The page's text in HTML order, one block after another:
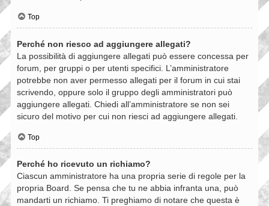
Top
Perché non riesco ad aggiungere allegati?
La possibilità di aggiungere allegati può essere concessa per
forum, per gruppi o per utenti specifici. L’amministratore
potrebbe non aver permesso allegati per il forum in cui stai
scrivendo, oppure solo il gruppo degli amministratori può
aggiungere allegati. Chiedi all’amministratore se non sei
sicuro del motivo per cui non riesci ad aggiungere allegati.
Top
Perché ho ricevuto un richiamo?
Ciascun amministratore ha una propria serie di regole per la
propria Board. Se pensa che tu ne abbia infranta una, può
mandarti un richiamo. Ti preghiamo di notare che questa è